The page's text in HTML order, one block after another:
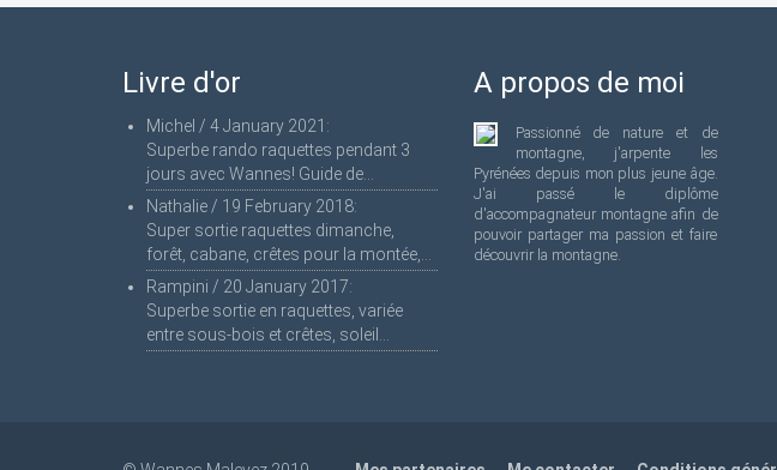
Livre d'or
Michel / 4 January 2021 :
Superbe rando raquettes pendant 3
jours avec Wannes! Guide de...
Nathalie / 19 February 2018:
Super sortie raquettes dimanche,
forêt, cabane, crêtes pour la montée,...
Rampini / 20 January 2017:
Superbe sortie en raquettes, variée
entre sous-bois et crêtes, soleil...
A propos de moi
Passionné de nature et de
montagne, j'arpente les
Pyrénées depuis mon plus jeune âge.
J'ai passé le diplôme
d'accompagnateur montagne afin de
pouvoir partager ma passion et faire
découvrir la montagne.